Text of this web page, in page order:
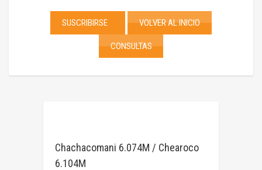
SUSCRIBIRSE VOLVER AL INICIO
CONSULTAS
Chachacomani 6.074M / Chearoco
6.104M